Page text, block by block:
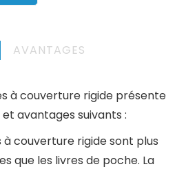
AVANTAGES
à couverture rigide présente
avantages suivants :
à couverture rigide sont plus
que les livres de poche. La